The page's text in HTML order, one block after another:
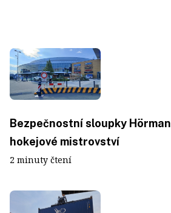
Bezpečnostní sloupky
hokejové mistrovství
2 minuty čtení